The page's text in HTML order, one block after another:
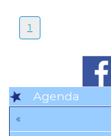
1
Agenda
«